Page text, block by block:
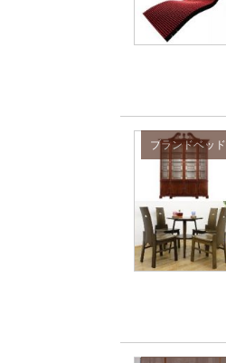
ブランドベッド